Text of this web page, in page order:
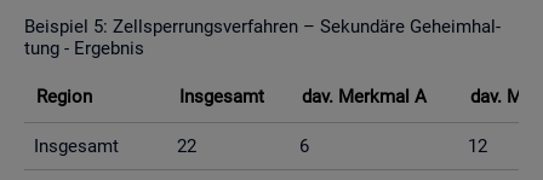
Bei­spiel 5: Zell­sper­rungs­ver­fah­ren – Se­kun­dä­re Ge­heim­hal­
tung - Er­geb­nis
Re­gi­on Ins­ge­samt dav. Merk­mal A dav.
Ins­ge­samt 22 6 12